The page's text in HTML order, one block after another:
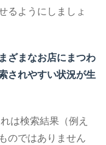
るようにしましょ
ざまなお店にまつわ
されやすい状況が生
は検索結果（例え
のではありません